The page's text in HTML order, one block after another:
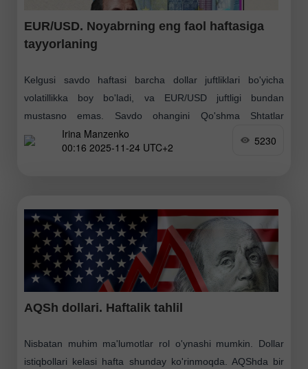
EUR/USD. Noyabrning eng faol haftasiga
tayyorlaning
Kelgusi savdo haftasi barcha dollar juftliklari bo'yicha
volatillikka boy bo'ladi, va EUR/USD juftligi bundan
mustasno emas. Savdo ohangini Qo'shma Shtatlar
belgilaydi, u yerda YAIM o'sishi, inflyatsiya va chakana
savdo bo'yicha
Irina Manzenko
00:16 2025-11-24 UTC+2
5230
AQSh dollari. Haftalik tahlil
Nisbatan muhim ma'lumotlar rol o'ynashi mumkin. Dollar
istiqbollari kelasi hafta shunday ko'rinmoqda. AQShda bir